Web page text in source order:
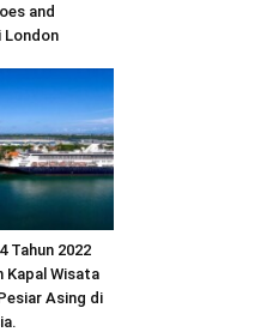
and
London
Tahun 2022
Kapal Wisata
Asing di